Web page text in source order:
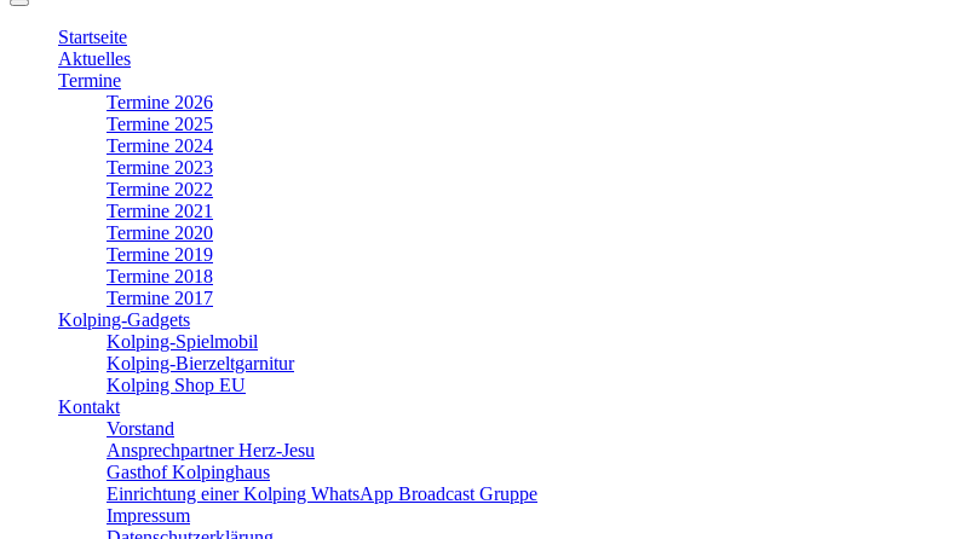
Suchfeld
ein-/ausblenden
Startseite
Aktuelles
Termine
Termine 2026
Termine 2025
Termine 2024
Termine 2023
Termine 2022
Termine 2021
Termine 2020
Termine 2019
Termine 2018
Termine 2017
Kolping-Gadgets
Kolping-Spielmobil
Kolping-Bierzeltgarnitur
Kolping Shop EU
Kontakt
Vorstand
Ansprechpartner Herz-Jesu
Gasthof Kolpinghaus
Einrichtung einer Kolping WhatsApp Broadcast Gruppe
Impressum